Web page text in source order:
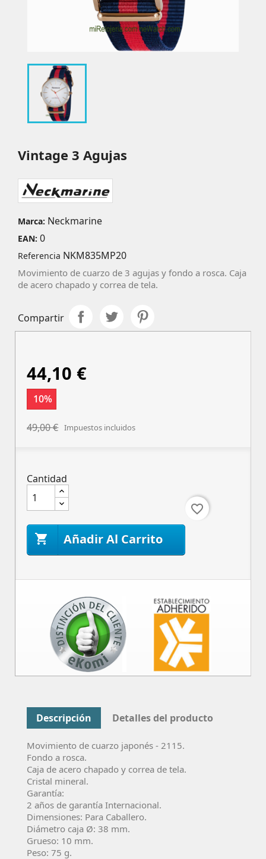
Vintage 3 Agujas
Marca: Neckmarine
EAN: 0
Referencia NKM835MP20
Movimiento de cuarzo de 3 agujas y fondo a rosca. Caja
de acero chapado y correa de tela.
Compartir
44,10 €
10%
49,00 € Impuestos incluidos
Cantidad
 Añadir Al Carrito
favorite_border
Descripción Detalles del producto
Movimiento de cuarzo japonés - 2115.
Fondo a rosca.
Caja de acero chapado y correa de tela.
Cristal mineral.
Garantía:
2 años de garantí­a Internacional.
Dimensiones: Para Caballero.
Diámetro caja Ø: 38 mm.
Grueso: 10 mm.
Peso: 75 g.